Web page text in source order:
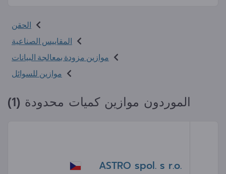
الحقن
المقاييس الصناعية
موازين مزودة بمعالجة البيانات
موازين للسوائل
الموردون موازين كميات محدودة (1)
ASTRO spol. s r.o.